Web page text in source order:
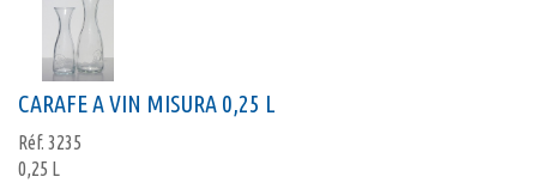
CARAFE A VIN MISURA 0,25 L
Réf. 3235
0,25 L